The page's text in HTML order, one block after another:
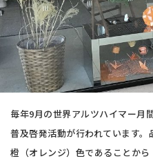
毎年9月の世界アルツハイマー月
普及啓発活動が行われています
橙（オレンジ）色であることか